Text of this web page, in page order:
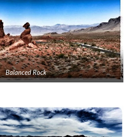
Balanced Rock